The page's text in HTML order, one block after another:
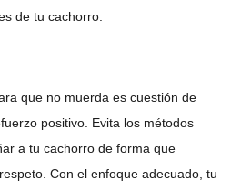
de tu cachorro.
que no muerda es cuestión de
positivo. Evita los métodos
a tu cachorro de forma que
Con el enfoque adecuado, tu